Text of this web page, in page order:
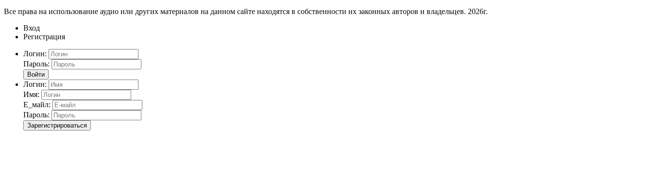
Все права на использование аудио или других материалов на данном сайте находятся в собственности их законных авторов и владельцев. 2026г.
Вход
Регистрация
Логин:
Пароль:
Войти
Логин:
Имя:
Е_майл:
Пароль:
Зарегистрироваться